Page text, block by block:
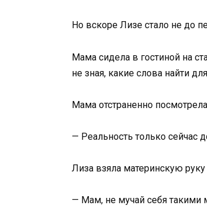
Но вскоре Лизе стало не до
Мама сидела в гостиной на
не зная, какие слова найти
Мама отстраненно
— Реальность только сейчас
Лиза взяла материнскую
— Мам, не мучай себя